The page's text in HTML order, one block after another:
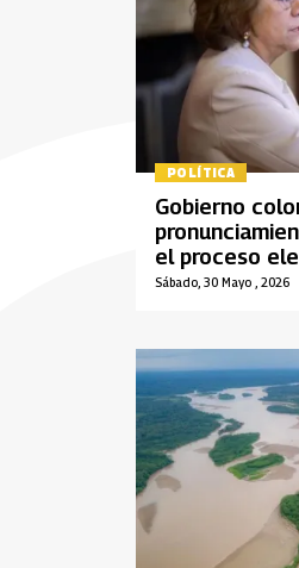
POLÍTICA
Sábado, 30 Mayo , 2026
Gobierno
el proceso